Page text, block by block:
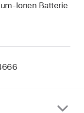
Ionen Batterie